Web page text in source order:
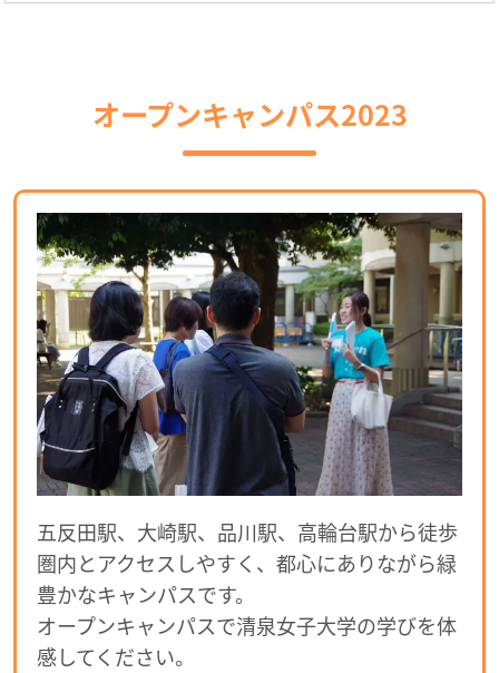
オープンキャンパス2023
五反田駅、大崎駅、品川駅、高輪台駅から徒歩
圏内とアクセスしやすく、都心にありながら緑
豊かなキャンパスです。
オープンキャンパスで清泉女子大学の学びを体
感してください。